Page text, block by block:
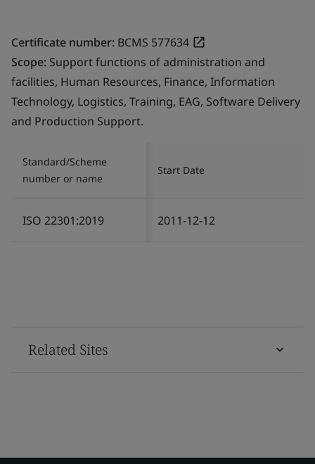
Certificate number: BCMS 577634
Scope: Support functions of administration and
facilities, Human Resources, Finance, Information
Technology, Logistics, Training, EAG, Software Delivery
and Production Support.
Standard/Scheme
number or name
Start Date
ISO 22301:2019 2011-12-12
Related Sites